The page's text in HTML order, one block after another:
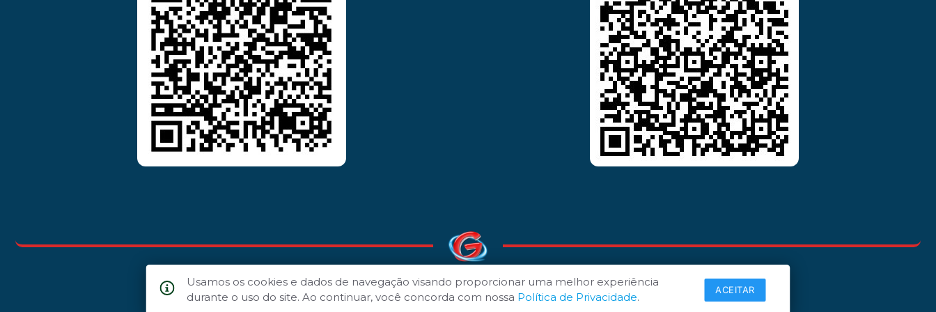
© 1980 - 2026POLÍTICA DE PRIVACIDADE -TERMOS DE USO
Usamos os cookies e dados de navegação visando proporcionar uma melhor experiência
durante o uso do site. Ao continuar, você concorda com nossa Política de Privacidade.
ACEITAR